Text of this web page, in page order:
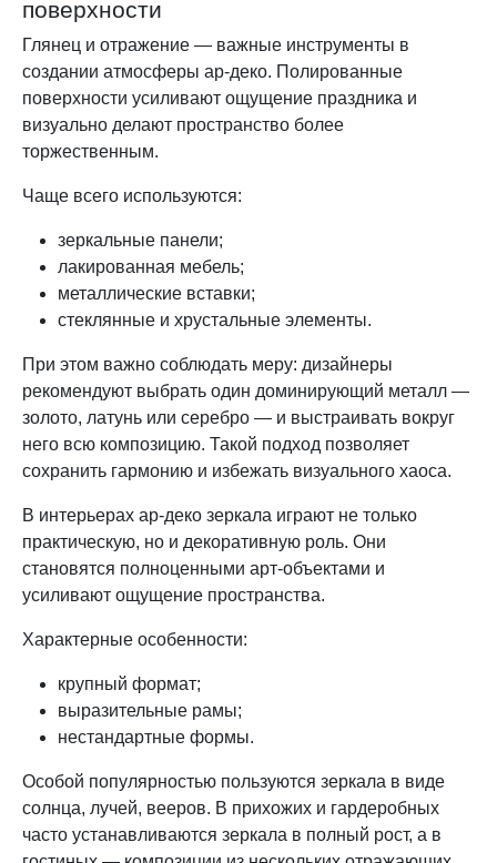
поверхности
Глянец и отражение — важные инструменты в
создании атмосферы ар-деко. Полированные
поверхности усиливают ощущение праздника и
визуально делают пространство более
торжественным.
Чаще всего используются:
зеркальные панели;
лакированная мебель;
металлические вставки;
стеклянные и хрустальные элементы.
При этом важно соблюдать меру: дизайнеры
рекомендуют выбрать один доминирующий металл —
золото, латунь или серебро — и выстраивать вокруг
него всю композицию. Такой подход позволяет
сохранить гармонию и избежать визуального хаоса.
В интерьерах ар-деко зеркала играют не только
практическую, но и декоративную роль. Они
становятся полноценными арт-объектами и
усиливают ощущение пространства.
Характерные особенности:
крупный формат;
выразительные рамы;
нестандартные формы.
Особой популярностью пользуются зеркала в виде
солнца, лучей, вееров. В прихожих и гардеробных
часто устанавливаются зеркала в полный рост, а в